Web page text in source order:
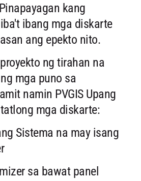
kang
ibang mga diskarte
ang epekto nito.
ng tirahan na
mga puno sa
namin PVGIS Upang
mga diskarte:
Sistema na may isang
sa bawat panel